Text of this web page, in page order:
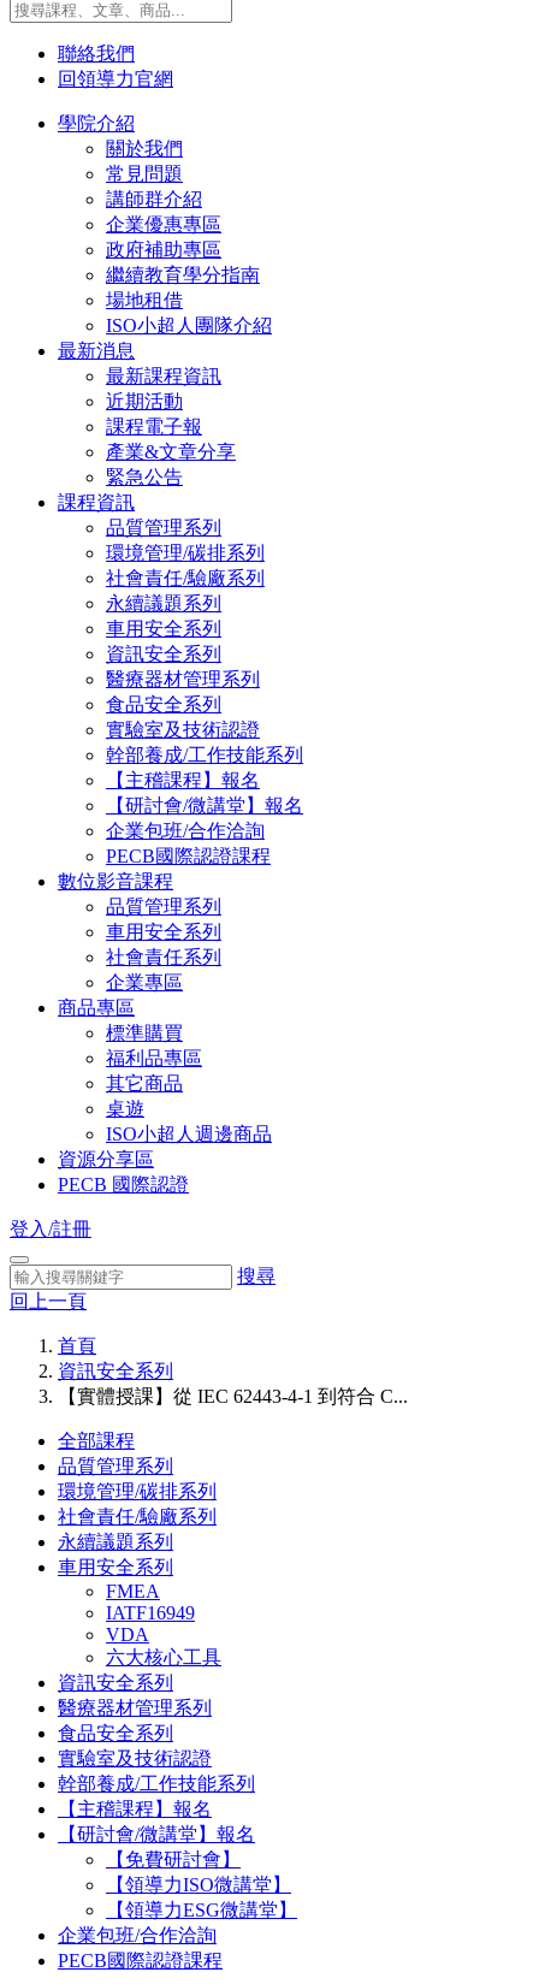
聯絡我們
回領導力官網
學院介紹
關於我們
常見問題
講師群介紹
企業優惠專區
政府補助專區
繼續教育學分指南
場地租借
ISO小超人團隊介紹
最新消息
最新課程資訊
近期活動
課程電子報
產業&文章分享
緊急公告
課程資訊
品質管理系列
環境管理/碳排系列
社會責任/驗廠系列
永續議題系列
車用安全系列
資訊安全系列
醫療器材管理系列
食品安全系列
實驗室及技術認證
幹部養成/工作技能系列
【主稽課程】報名
【研討會/微講堂】報名
企業包班/合作洽詢
PECB國際認證課程
數位影音課程
品質管理系列
車用安全系列
社會責任系列
企業專區
商品專區
標準購買
福利品專區
其它商品
桌遊
ISO小超人週邊商品
資源分享區
PECB 國際認證
登入/註冊
搜尋
回上一頁
首頁
資訊安全系列
【實體授課】從 IEC 62443-4-1 到符合 C...
全部課程
品質管理系列
環境管理/碳排系列
社會責任/驗廠系列
永續議題系列
車用安全系列
FMEA
IATF16949
VDA
六大核心工具
資訊安全系列
醫療器材管理系列
食品安全系列
實驗室及技術認證
幹部養成/工作技能系列
【主稽課程】報名
【研討會/微講堂】報名
【免費研討會】
【領導力ISO微講堂】
【領導力ESG微講堂】
企業包班/合作洽詢
PECB國際認證課程